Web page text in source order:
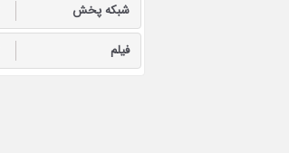
شبکه پخش
فیلم